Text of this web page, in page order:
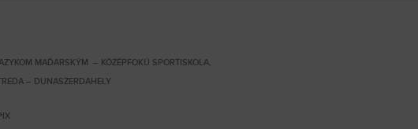
MAĎARSKÝM – KÖZÉPFOKÚ SPORTISKOLA,
– DUNASZERDAHELY